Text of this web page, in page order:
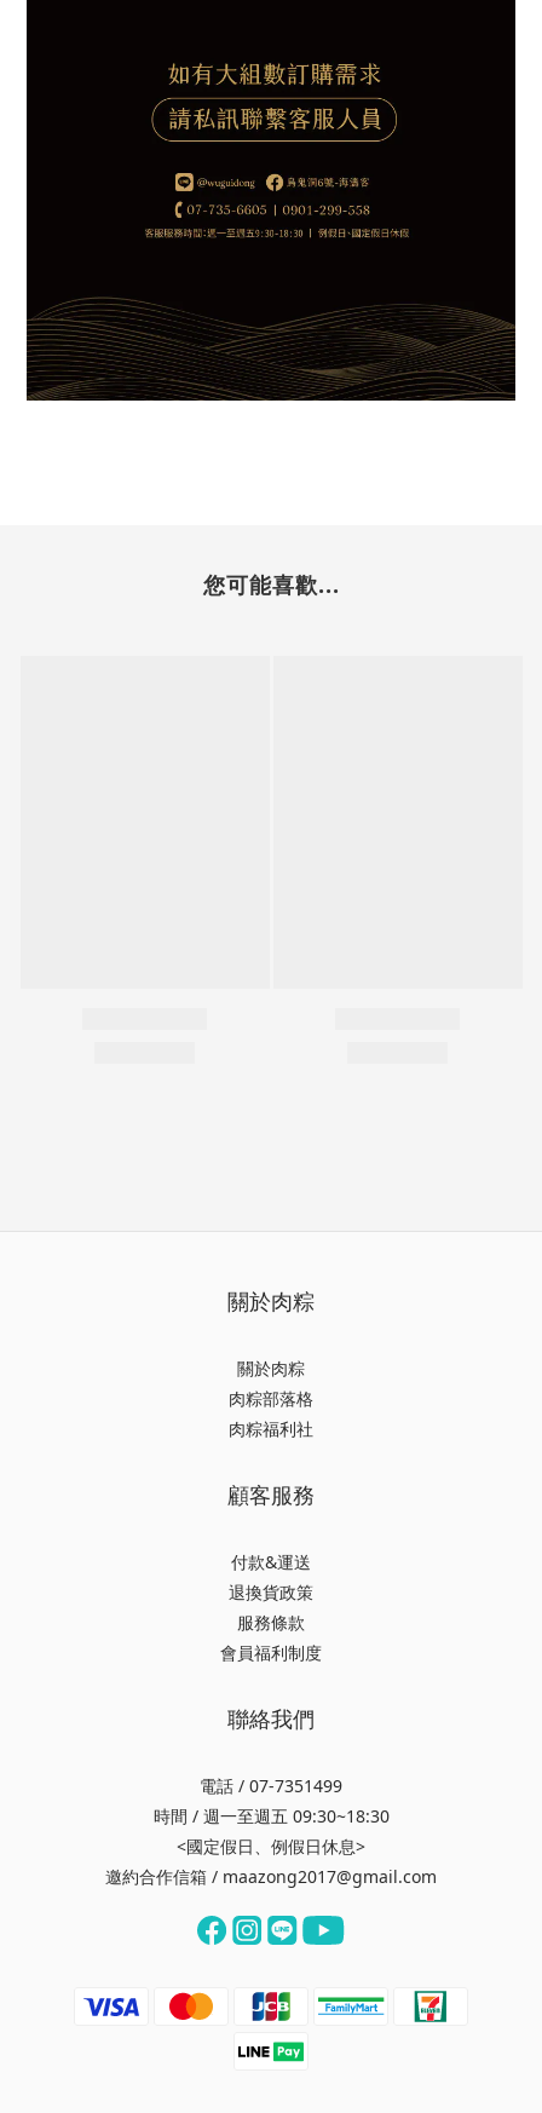
您可能喜歡...
關於肉粽
關於肉粽
肉粽部落格
肉粽福利社
顧客服務
付款&運送
退換貨政策
服務條款
會員福利制度
聯絡我們
電話 / 07-7351499
時間 / 週一至週五 09:30~18:30
<國定假日、例假日休息>
邀約合作信箱 / maazong2017@gmail.com